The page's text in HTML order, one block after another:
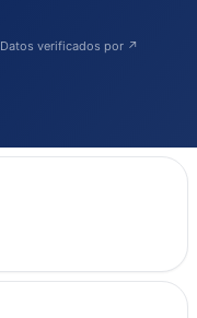
Datos verificados por ↗